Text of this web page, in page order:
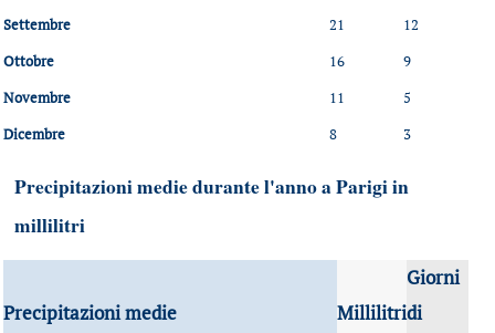
Settembre
21
12
Ottobre
16
9
Novembre
11
5
Dicembre
8 3
Precipitazioni medie durante l'anno a Parigi in
millilitri
Precipitazioni medie Millilitri
Giorni
di